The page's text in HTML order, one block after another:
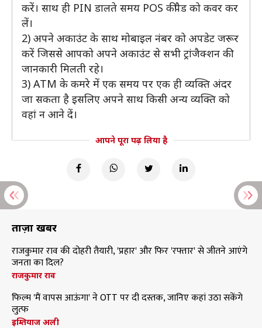
करें। साथ ही PIN डालते समय POS कीपैड को कवर कर
लें।
2) अपने अकाउंट के साथ मोबाइल नंबर को अपडेट जरूर
करें जिससे आपको अपने अकाउंट से सभी ट्रांजैक्शन की
जानकारी मिलती रहे।
3) ATM के कमरे में एक समय पर एक ही व्यक्ति अंदर
जा सकता है इसलिए अपने साथ किसी अन्य व्यक्ति को
वहां न आने दें।
आपने पूरा पढ़ लिया है
ताज़ा खबरें
राजकुमार राव की दोहरी तैयारी, 'प्रहार' और फिर 'रफ्तार' से जीतने आएंगे
जनता का दिल?
राजकुमार राव
फिल्म 'मैं वापस आऊंगा' ने OTT पर दी दस्तक, जानिए कहां उठा सकेंगे
लुत्फ
इम्तियाज अली